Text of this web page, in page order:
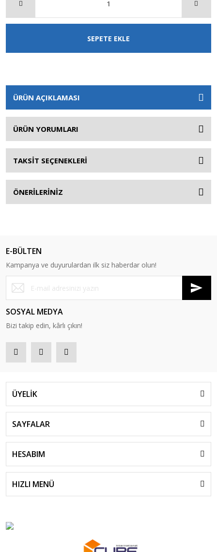
SEPETE EKLE
ÜRÜN AÇIKLAMASI
ÜRÜN YORUMLARI
TAKSİT SEÇENEKLERİ
ÖNERİLERİNİZ
E-BÜLTEN
Kampanya ve duyurulardan ilk siz haberdar olun!
SOSYAL MEDYA
Bizi takip edin, kârlı çıkın!
ÜYELİK
SAYFALAR
HESABIM
HIZLI MENÜ